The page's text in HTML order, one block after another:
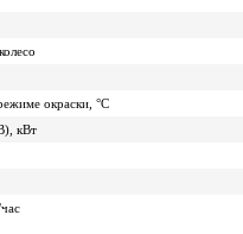
окраски, °С
кВт